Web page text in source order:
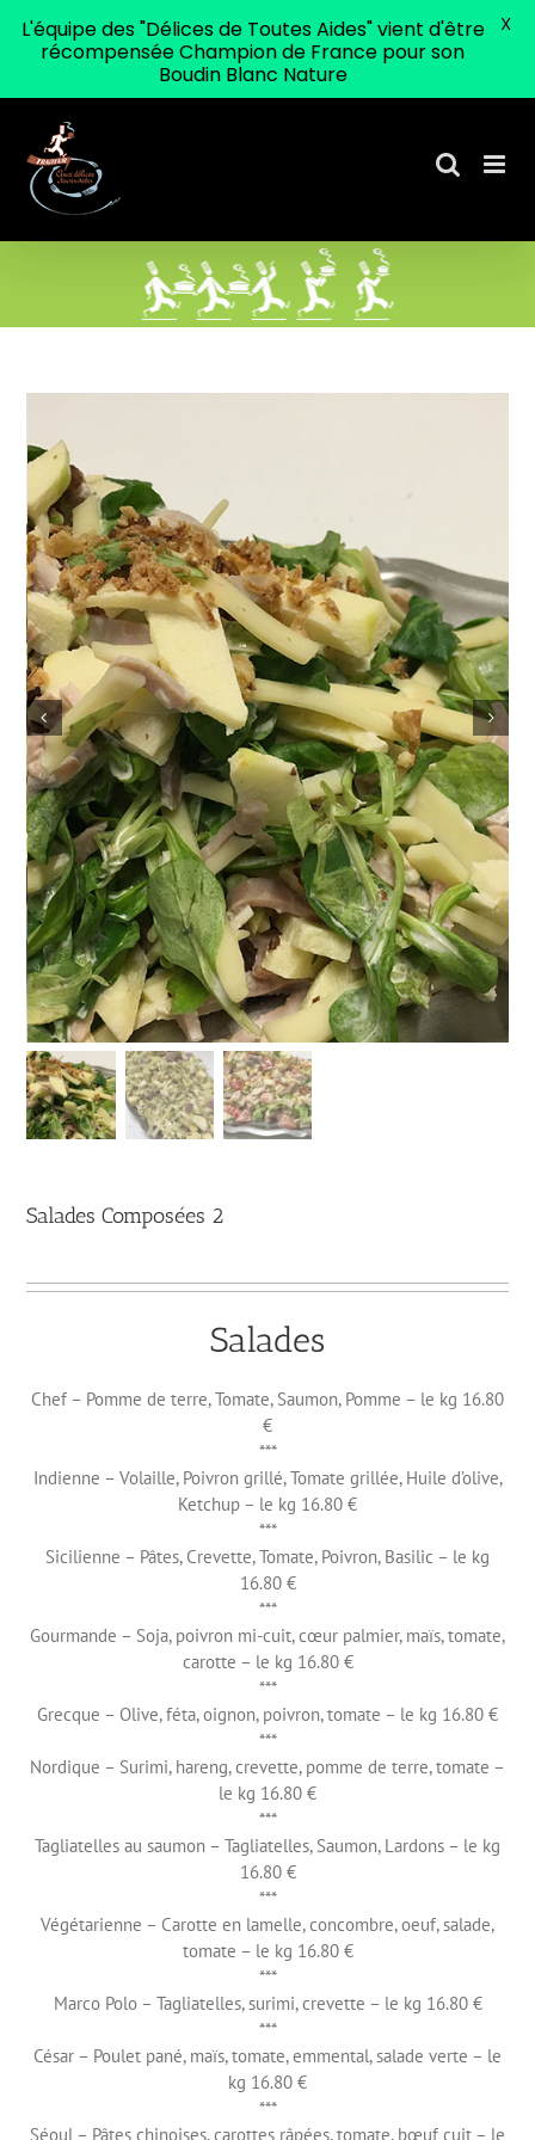
contenu
Salades Composées 2
Salades
Chef – Pomme de terre, Tomate, Saumon, Pomme – le kg 16.80
€
***
Indienne – Volaille, Poivron grillé, Tomate grillée, Huile d’olive,
Ketchup – le kg 16.80 €
***
Sicilienne – Pâtes, Crevette, Tomate, Poivron, Basilic – le kg
16.80 €
***
Gourmande – Soja, poivron mi-cuit, cœur palmier, maïs, tomate,
carotte – le kg 16.80 €
***
Grecque – Olive, féta, oignon, poivron, tomate – le kg 16.80 €
***
Nordique – Surimi, hareng, crevette, pomme de terre, tomate –
le kg 16.80 €
***
Tagliatelles au saumon – Tagliatelles, Saumon, Lardons – le kg
16.80 €
***
Végétarienne – Carotte en lamelle, concombre, oeuf, salade,
tomate – le kg 16.80 €
***
Marco Polo – Tagliatelles, surimi, crevette – le kg 16.80 €
***
César – Poulet pané, maïs, tomate, emmental, salade verte – le
kg 16.80 €
***
Séoul – Pâtes chinoises, carottes râpées, tomate, bœuf cuit – le
L'équipe des "Délices de Toutes Aides" vient d'être
récompensée Champion de France pour son
Boudin Blanc Nature
X